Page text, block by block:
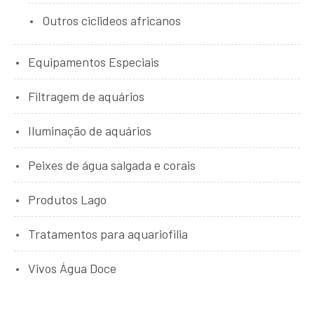
Outros ciclideos africanos
Equipamentos Especiais
Filtragem de aquários
Iluminação de aquários
Peixes de água salgada e corais
Produtos Lago
Tratamentos para aquariofilia
Vivos Água Doce